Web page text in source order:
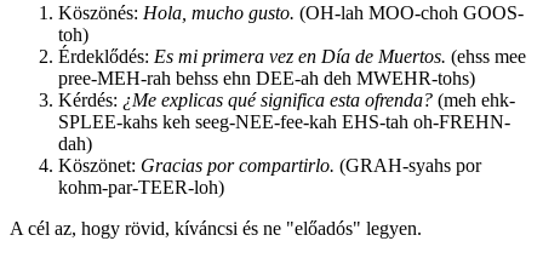
Köszönés: Hola, mucho gusto. (OH-lah MOO-choh GOOS-
toh)
Érdeklődés: Es mi primera vez en Día de Muertos. (ehss mee
pree-MEH-rah behss ehn DEE-ah deh MWEHR-tohs)
Kérdés: ¿Me explicas qué significa esta ofrenda? (meh ehk-
SPLEE-kahs keh seeg-NEE-fee-kah EHS-tah oh-FREHN-
dah)
Köszönet: Gracias por compartirlo. (GRAH-syahs por
kohm-par-TEER-loh)
A cél az, hogy rövid, kíváncsi és ne "előadós" legyen.